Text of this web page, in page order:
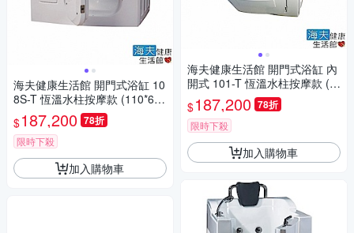
海夫健康生活館 開門式浴缸 10
8S-T 恆溫水柱按摩款 (110*63*
92cm)
$187,200 78折
限時下殺
加入購物車
海夫健康生活館 開門式浴缸 內
開式 101-T 恆溫水柱按摩款 (9
5*85*100cm)
$187,200 78折
限時下殺
加入購物車